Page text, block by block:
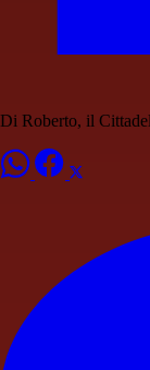
Di Roberto, il